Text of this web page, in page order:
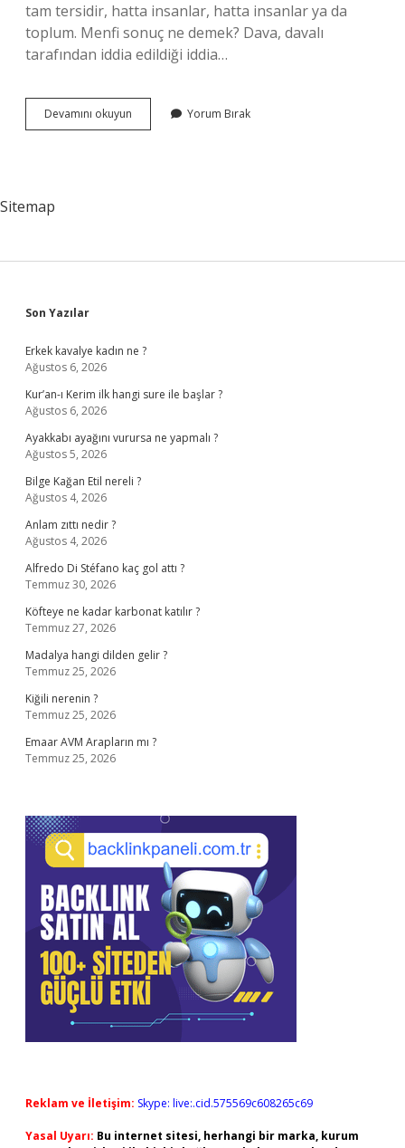
tam tersidir, hatta insanlar, hatta insanlar ya da
toplum. Menfi sonuç ne demek? Dava, davalı
tarafından iddia edildiği iddia…
Devamını okuyun
Ne
Yorum Bırak
Sitemap
Sidebar
Son Yazılar
Erkek kavalye kadın ne ?
Ağustos 6, 2026
Kur’an-ı Kerim ilk hangi sure ile başlar ?
Ağustos 6, 2026
Ayakkabı ayağını vurursa ne yapmalı ?
Ağustos 5, 2026
Bilge Kağan Etil nereli ?
Ağustos 4, 2026
Anlam zıttı nedir ?
Ağustos 4, 2026
Alfredo Di Stéfano kaç gol attı ?
Temmuz 30, 2026
Köfteye ne kadar karbonat katılır ?
Temmuz 27, 2026
Madalya hangi dilden gelir ?
Temmuz 25, 2026
Kiğili nerenin ?
Temmuz 25, 2026
Emaar AVM Arapların mı ?
Temmuz 25, 2026
Reklam ve İletişim: Skype: live:.cid.575569c608265c69
Yasal Uyarı: Bu internet sitesi, herhangi bir marka, kurum